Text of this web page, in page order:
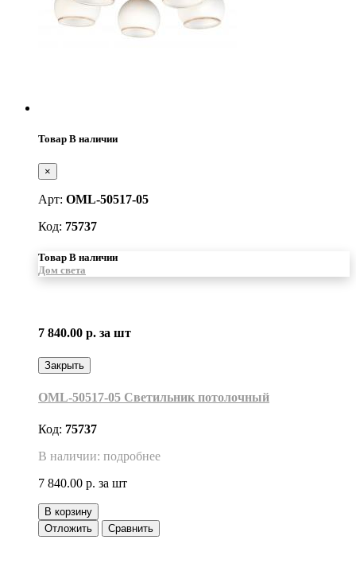
Товар В наличии
×
Арт: OML-50517-05
Код: 75737
Товар В наличии
Дом света
7 840.00 р. за шт
Закрыть
OML-50517-05 Светильник потолочный
Код: 75737
В наличии: подробнее
7 840.00 р. за шт
В корзину
Отложить
Сравнить